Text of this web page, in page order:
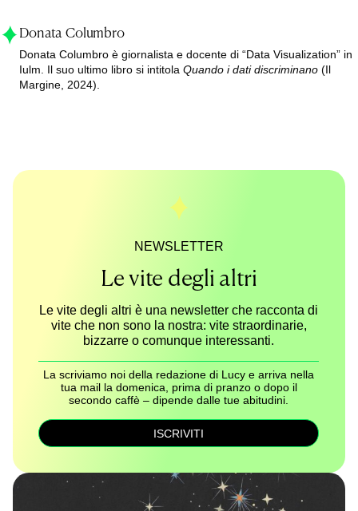
Donata Columbro
Donata Columbro è giornalista e docente di “Data Visualization” in
Iulm. Il suo ultimo libro si intitolaQuando i dati discriminano (Il
Margine, 2024).
NEWSLETTER
Le vite degli altri
Le vite degli altri è una newsletter che racconta di
vite che non sono la nostra: vite straordinarie,
bizzarre o comunque interessanti.
La scriviamo noi della redazione di Lucy e arriva nella
tua mail la domenica, prima di pranzo o dopo il
secondo caffè – dipende dalle tue abitudini.
ISCRIVITI